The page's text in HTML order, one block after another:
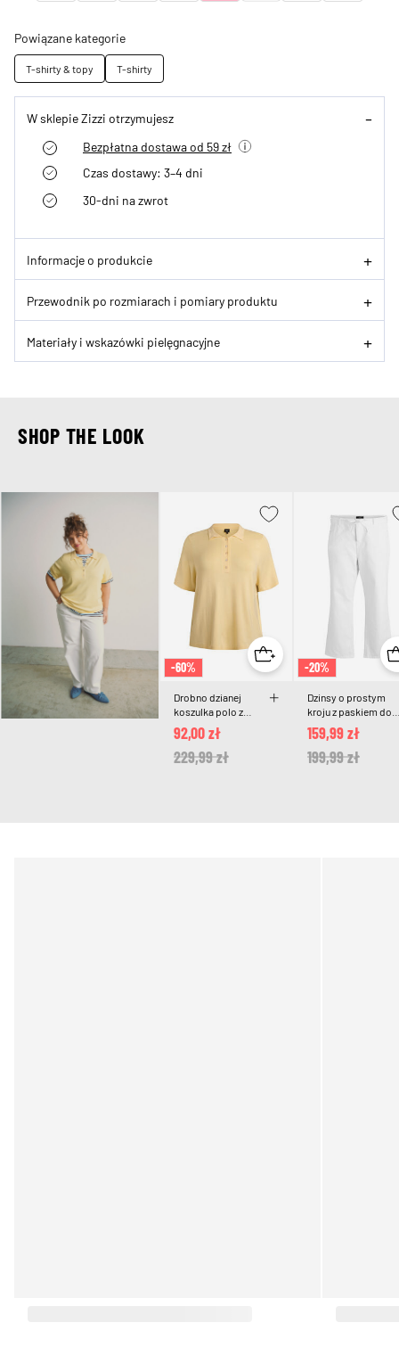
Powiązane kategorie
T-shirty & topy T-shirty
W sklepie Zizzi otrzymujesz
Bezpłatna dostawa od 59 zł
Czas dostawy: 3–4 dni
30-dni na zwrot
Informacje o produkcie
Przewodnik po rozmiarach i pomiary produktu
Materiały i wskazówki pielęgnacyjne
SHOP THE LOOK
-60%
Drobno dzianej
koszulka polo z
krótkim rekawem
Price reduced from
229,99 zł
92,00 zł
-20%
Dzinsy o prostym
kroju z paskiem do
wiazania
Price reduced
199,99 złto
159,99 zł